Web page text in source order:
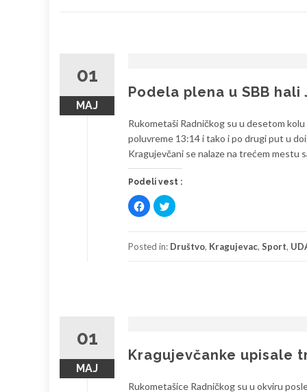
01
МАЈ
Podela plena u SBB hali
Rukometaši Radničkog su u desetom
poluvreme 13:14 i tako i po drugi put u
Kragujevčani se nalaze na trećem mestu
Podeli vest :
Click
to
share
(Opens
in
Click
to
(Opens
in
Posted in: Društvo, Kragujevac, Sport,
01
МАЈ
Kragujevčanke upisale
Rukometašice Radničkog su u okviru